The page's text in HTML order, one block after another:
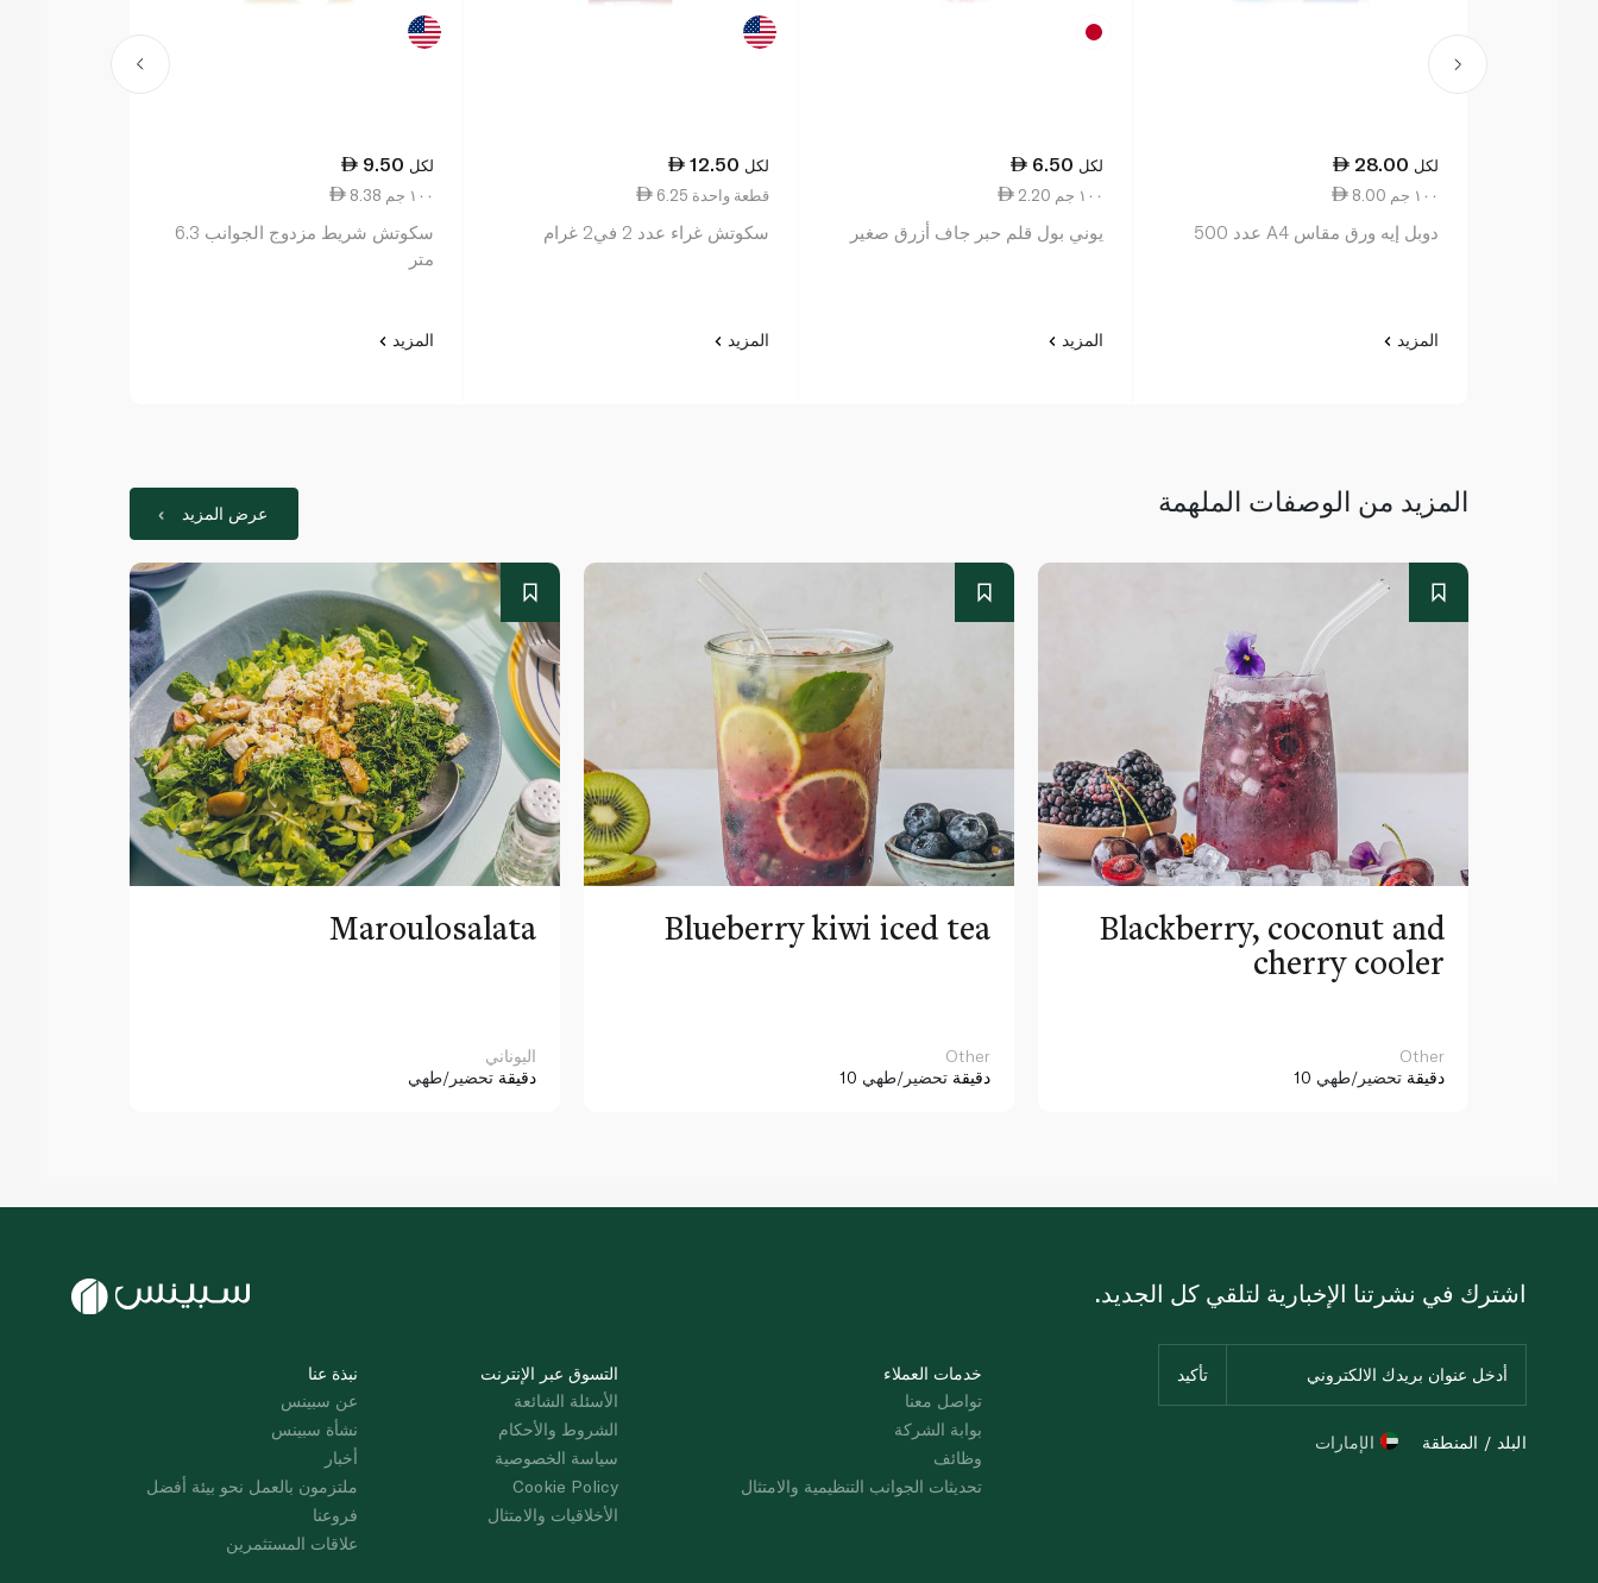
28.00 لكل
8.00 ١٠٠ جم
دوبل إيه ورق مقاس A4 عدد 500
المزيد
6.50 لكل
2.20 ١٠٠ جم
يوني بول قلم حبر جاف أزرق صغير
المزيد
12.50 لكل
6.25 قطعة واحدة
سكوتش غراء عدد 2 في2 غرام
المزيد
9.50 لكل
8.38 ١٠٠ جم
سكوتش شريط مزدوج الجوانب 6.3
متر
المزيد
المزيد من الوصفات الملهمة عرض المزيد
Maroulosalata
اليوناني
دقيقة تحضير/طهي
Blueberry kiwi iced tea
Other
10 دقيقة تحضير/طهي
Blackberry, coconut and
cherry cooler
Other
10 دقيقة تحضير/طهي
نبذة عنا
عن سبينس
نشأة سبينس
أخبار
ملتزمون بالعمل نحو بيئة أفضل
فروعنا
علاقات المستثمرين
التسوق عبر الإنترنت
الأسئلة الشائعة
الشروط والأحكام
سياسة الخصوصية
Cookie Policy
الأخلاقيات والامتثال
خدمات العملاء
تواصل معنا
بوابة الشركة
وظائف
تحديثات الجوانب التنظيمية والامتثال
اشترك في نشرتنا الإخبارية لتلقي كل الجديد.
البلد / المنطقة الإمارات